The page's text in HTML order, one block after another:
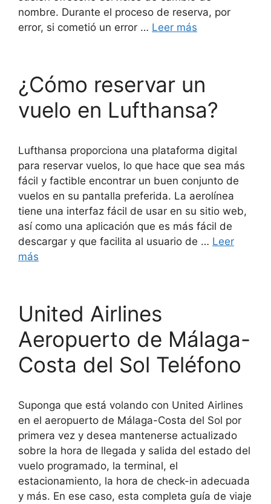
nombre. Durante el proceso de reserva, por
error, si cometió un error … Leer más
¿Cómo reservar un
vuelo en Lufthansa?
Lufthansa proporciona una plataforma digital
para reservar vuelos, lo que hace que sea más
fácil y factible encontrar un buen conjunto de
vuelos en su pantalla preferida. La aerolínea
tiene una interfaz fácil de usar en su sitio web,
así como una aplicación que es más fácil de
descargar y que facilita al usuario de … Leer
más
United Airlines
Aeropuerto de Málaga-
Costa del Sol Teléfono
Suponga que está volando con United Airlines
en el aeropuerto de Málaga-Costa del Sol por
primera vez y desea mantenerse actualizado
sobre la hora de llegada y salida del estado del
vuelo programado, la terminal, el
estacionamiento, la hora de check-in adecuada
y más. En ese caso, esta completa guía de viaje